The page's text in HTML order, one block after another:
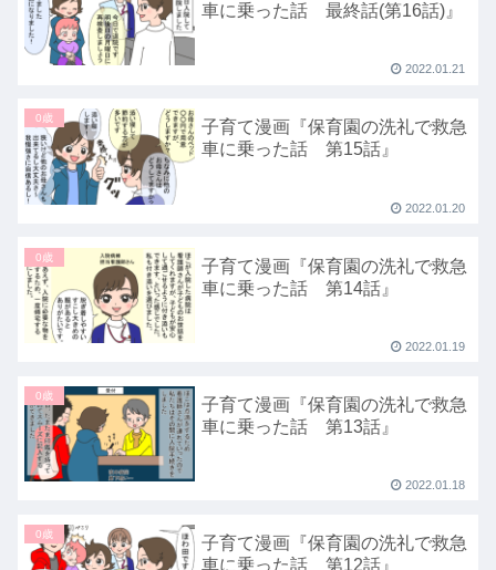
車に乗った話 最終話(第16話)』
2022.01.21
0歳
子育て漫画『保育園の洗礼で救急
車に乗った話 第15話』
2022.01.20
0歳
子育て漫画『保育園の洗礼で救急
車に乗った話 第14話』
2022.01.19
0歳
子育て漫画『保育園の洗礼で救急
車に乗った話 第13話』
2022.01.18
0歳
子育て漫画『保育園の洗礼で救急
車に乗った話 第12話』